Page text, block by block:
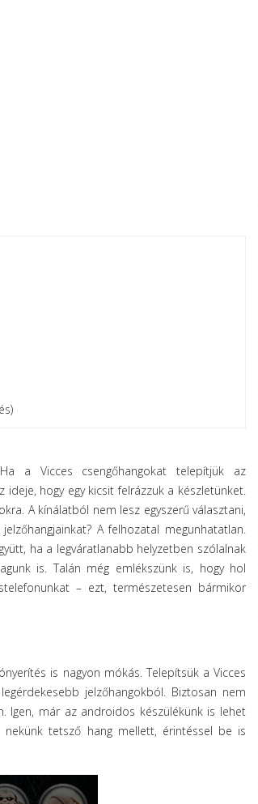
a Vicces csengőhangokat telepítjük az
hogy egy kicsit felrázzuk a készletünket.
A kínálatból nem lesz egyszerű választani,
A felhozatal megunhatatlan.
ha a legváratlanabb helyzetben szólalnak
is. Talán még emlékszünk is, hogy hol
– ezt, természetesen bármikor
is nagyon mókás. Telepítsük a Vicces
jelzőhangokból. Biztosan nem
Igen, már az androidos készülékünk is lehet
tetsző hang mellett, érintéssel be is